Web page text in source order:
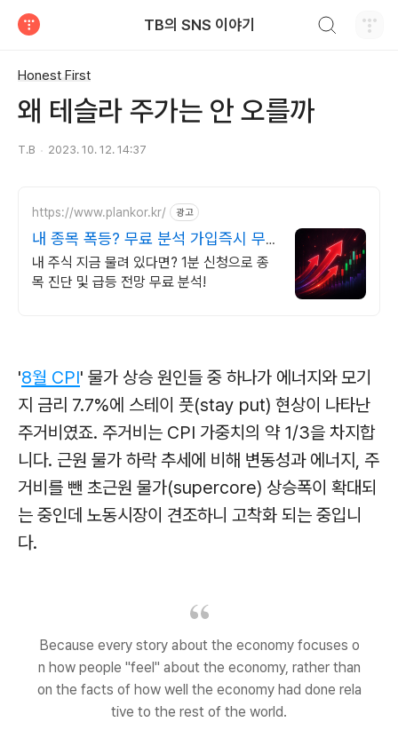
TB의 SNS 이야기
Honest First
왜 테슬라 주가는 안 오를까
T.B 2023. 10. 12. 14:37
https://www.plankor.kr/ 광고
내 종목 폭등? 무료 분석 가입즉시 무
료리포트 100%
내 주식 지금 물려 있다면? 1분 신청으로 종
목 진단 및 급등 전망 무료 분석!
'8월 CPI' 물가 상승 원인들 중 하나가 에너지와 모기
지 금리 7.7%에 스테이 풋(stay put) 현상이 나타난
주거비였죠. 주거비는 CPI 가중치의 약 1/3을 차지합
니다. 근원 물가 하락 추세에 비해 변동성과 에너지, 주
거비를 뺀 초근원 물가(supercore) 상승폭이 확대되
는 중인데 노동시장이 견조하니 고착화 되는 중입니
다.
Because every story about the economy focuses o
n how people "feel" about the economy, rather than
on the facts of how well the economy had done rela
tive to the rest of the world.